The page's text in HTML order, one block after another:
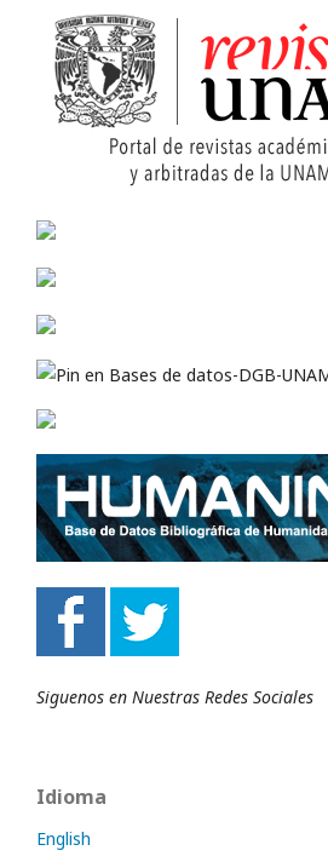
Siguenos en Nuestras Redes Sociales
Idioma
English